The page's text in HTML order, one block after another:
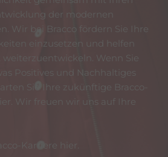
der modernen
Wir bei Bracco fördern Sie Ihre
einzusetzen und helfen
weiterzuentwickeln. Wenn Sie
Positives und Nachhaltiges
Sie Ihre zukünftige Bracco-
Wir freuen wir uns auf Ihre
Karriere hier.